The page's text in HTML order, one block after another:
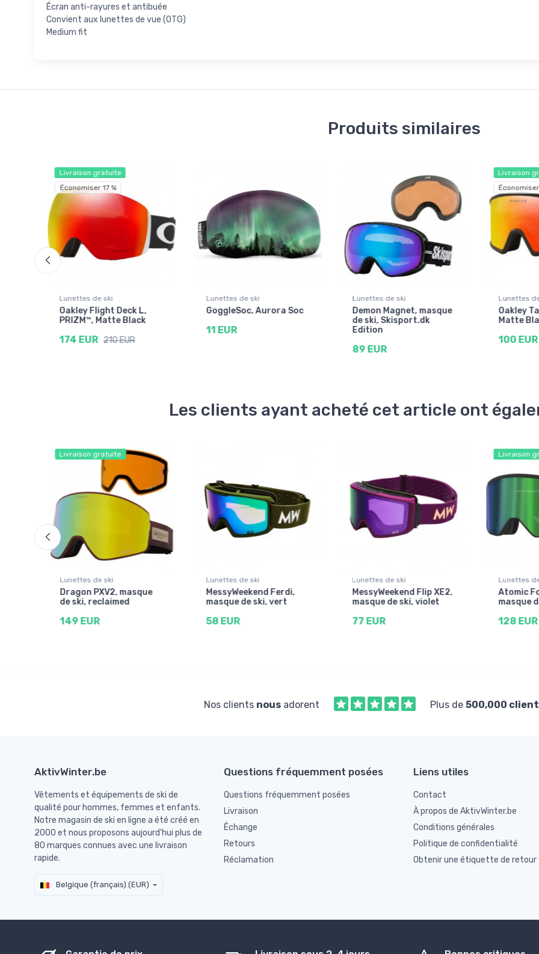
Écran anti-rayures et antibuée
Convient aux lunettes de vue (OTG)
Medium fit
Produits similaires
Livraison gratuite
Économiser 17 %
Lunettes de ski
Oakley Flight Deck L,
PRIZM™, Matte Black
174 EUR 210 EUR
Lunettes de ski
GoggleSoc, Aurora Soc
11 EUR
Lunettes de ski
Demon Magnet, masque
de ski, Skisport.dk
Edition
89 EUR
Livraison
Lunettes
Oakley
Matte
100 EUR
Les clients ayant acheté cet article ont
Livraison gratuite
Lunettes de ski
Dragon PXV2, masque
de ski, reclaimed
149 EUR
Lunettes de ski
MessyWeekend Ferdi,
masque de ski, vert
58 EUR
Lunettes de ski
MessyWeekend Flip XE2,
masque de ski, violet
77 EUR
Livraison
Lunettes
Atomic
masque
128 EUR
Nos clients nousadorent Plus de 500,000
AktivWinter.be
Vêtements et équipements de ski de
qualité pour hommes, femmes et enfants.
Notre magasin de ski en ligne a été créé en
2000 et nous proposons aujourd'hui plus de
80 marques connues avec une livraison
rapide.
Belgique (français) (EUR)
Questions fréquemment posées
Questions fréquemment posées
Livraison
Échange
Retours
Réclamation
Liens utiles
Contact
À propos de AktivWinter.be
Conditions générales
Politique de confidentialité
Obtenir une étiquette de retour